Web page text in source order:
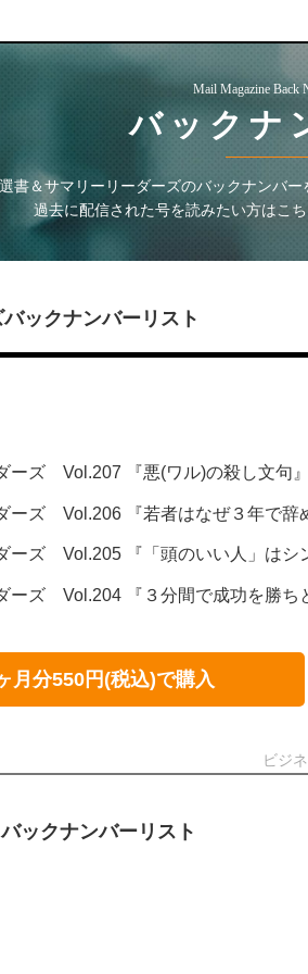
Mail Magazine Back
バックナ
書＆サマリーリーダーズのバックナンバー
過去に配信された号を読みたい方はこ
バックナンバーリスト
ーズ Vol.207 『悪(ワル)の殺し文句』
ーズ Vol.206 『若者はなぜ３年で辞
ーズ Vol.205 『「頭のいい人」はシ
ーズ Vol.204 『３分間で成功を勝ち
月分550円(税込)で購入
ビジ
バックナンバーリスト